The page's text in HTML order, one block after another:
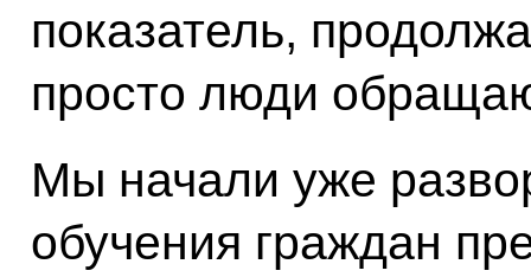
показатель,
просто люди
Мы начали уже
обучения граждан